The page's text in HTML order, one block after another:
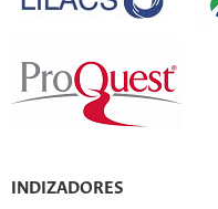
INDIZADORES